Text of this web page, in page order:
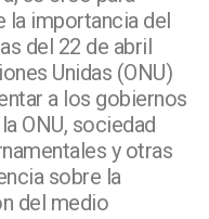
la importancia del
del 22 de abril
Unidas (ONU)
a los gobiernos
ONU, sociedad
y otras
sobre la
del medio